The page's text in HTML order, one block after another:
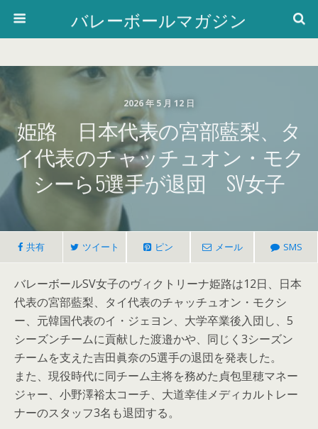
バレーボールマガジン
2026 年 5 月 12 日
姫路 日本代表の宮部藍梨、タ
イ代表のチャッチュオン・モク
シーら5選手が退団 SV女子
共有 ツイート ピン メール SMS
バレーボールSV女子のヴィクトリーナ姫路は12日、日本
代表の宮部藍梨、タイ代表のチャッチュオン・モクシ
ー、元韓国代表のイ・ジェヨン、大学卒業後入団し、5
シーズンチームに貢献した渡邉かや、同じく3シーズン
チームを支えた吉田眞奈の5選手の退団を発表した。
また、現役時代に同チーム主将を務めた貞包里穂マネー
ジャー、小野澤裕太コーチ、大道幸佳メディカルトレー
ナーのスタッフ3名も退団する。